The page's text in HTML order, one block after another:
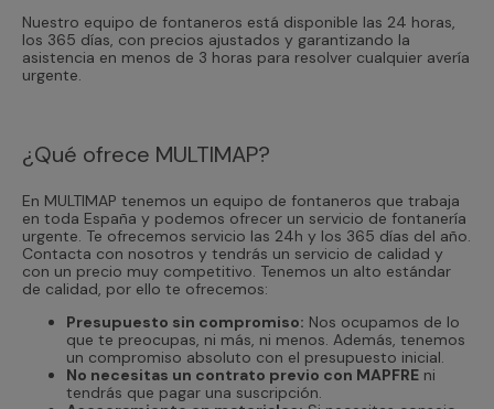
Nuestro equipo de fontaneros está disponible las 24 horas,
los 365 días, con precios ajustados y garantizando la
asistencia en menos de 3 horas para resolver cualquier avería
urgente.
¿Qué ofrece MULTIMAP?
En MULTIMAP tenemos un equipo de fontaneros que trabaja
en toda España y podemos ofrecer un servicio de fontanería
urgente. Te ofrecemos servicio las 24h y los 365 días del año.
Contacta con nosotros y tendrás un servicio de calidad y
con un precio muy competitivo. Tenemos un alto estándar
de calidad, por ello te ofrecemos:
Presupuesto sin compromiso: Nos ocupamos de lo
que te preocupas, ni más, ni menos. Además, tenemos
un compromiso absoluto con el presupuesto inicial.
No necesitas un contrato previo con MAPFRE ni
tendrás que pagar una suscripción.